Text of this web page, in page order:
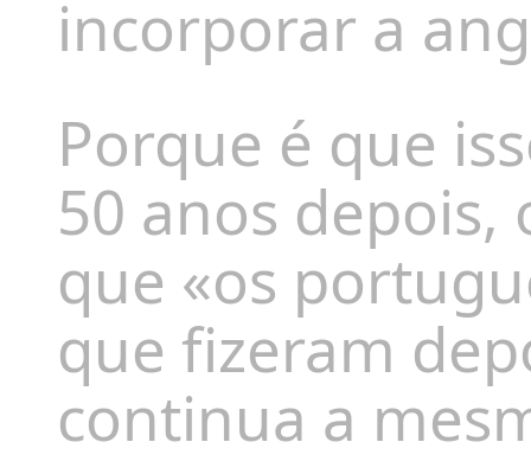
incorporar a
Porque é que
50 anos
que «os
que fizeram
continua a